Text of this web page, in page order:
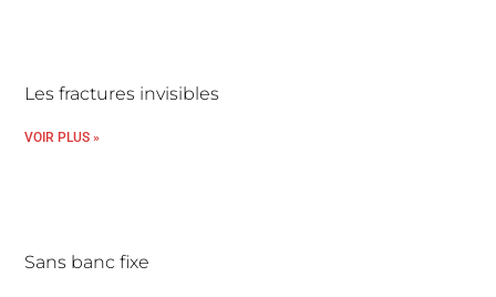
Les fractures invisibles
VOIR PLUS »
Sans banc fixe